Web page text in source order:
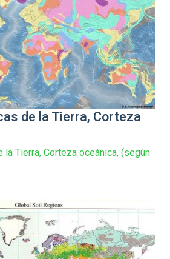
de la Tierra, Corteza
Tierra, Corteza oceánica, (según